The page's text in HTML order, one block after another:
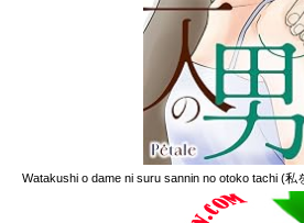
Watakushi o dame ni suru sannin no otoko tachi (